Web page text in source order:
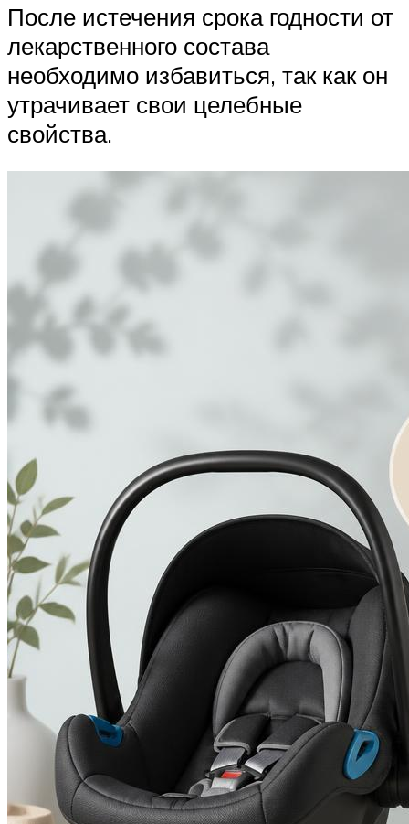
После истечения срока годности от
лекарственного состава
необходимо избавиться, так как он
утрачивает свои целебные
свойства.